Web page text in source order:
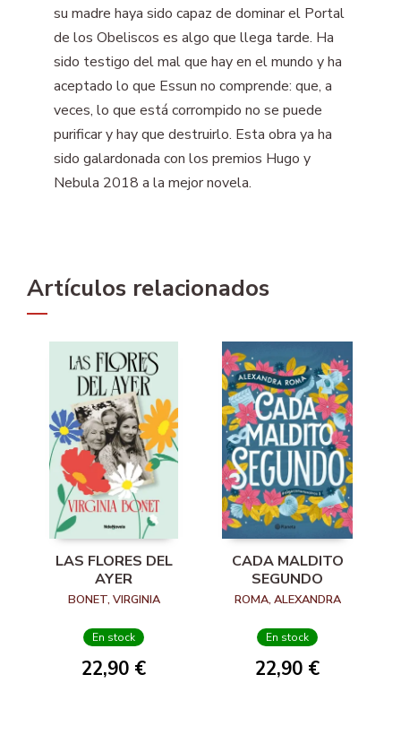
su madre haya sido capaz de dominar el Portal
de los Obeliscos es algo que llega tarde. Ha
sido testigo del mal que hay en el mundo y ha
aceptado lo que Essun no comprende: que, a
veces, lo que está corrompido no se puede
purificar y hay que destruirlo. Esta obra ya ha
sido galardonada con los premios Hugo y
Nebula 2018 a la mejor novela.
Artículos relacionados
LAS FLORES DEL
AYER
BONET, VIRGINIA
En stock
22,90 €
CADA MALDITO
SEGUNDO
ROMA, ALEXANDRA
En stock
22,90 €